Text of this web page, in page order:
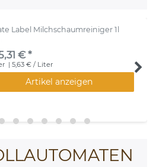
Label Milchschaumreiniger 1l
€ *
| 5,63 € / Liter
Artikel anzeigen